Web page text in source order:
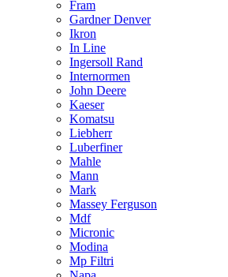
Fram
Gardner Denver
Ikron
In Line
Ingersoll Rand
Internormen
John Deere
Kaeser
Komatsu
Liebherr
Luberfiner
Mahle
Mann
Mark
Massey Ferguson
Mdf
Micronic
Modina
Mp Filtri